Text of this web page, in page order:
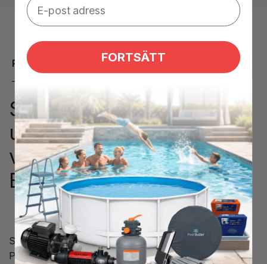
Produktbeskrivning
Sensor
utomhustemperatur
värmepump PoolExperten
BYC-007/010
Sensor för utomhustemperatur till poolvärmepump
PoolExperten BYC-007/010.
FORTSÄTT